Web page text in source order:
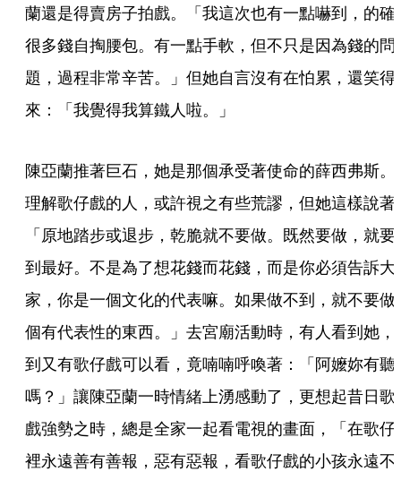
蘭還是得賣房子拍戲。「我這次也有一點嚇到，的確
很多錢自掏腰包。有一點手軟，但不只是因為錢的問
題，過程非常辛苦。」但她自言沒有在怕累，還笑得
來：「我覺得我算鐵人啦。」
陳亞蘭推著巨石，她是那個承受著使命的薛西弗斯。
理解歌仔戲的人，或許視之有些荒謬，但她這樣說著
「原地踏步或退步，乾脆就不要做。既然要做，就要
到最好。不是為了想花錢而花錢，而是你必須告訴大
家，你是一個文化的代表嘛。如果做不到，就不要做
個有代表性的東西。」去宮廟活動時，有人看到她，
到又有歌仔戲可以看，竟喃喃呼喚著：「阿嬤妳有聽
嗎？」讓陳亞蘭一時情緒上湧感動了，更想起昔日歌
戲強勢之時，總是全家一起看電視的畫面，「在歌仔
裡永遠善有善報，惡有惡報，看歌仔戲的小孩永遠不